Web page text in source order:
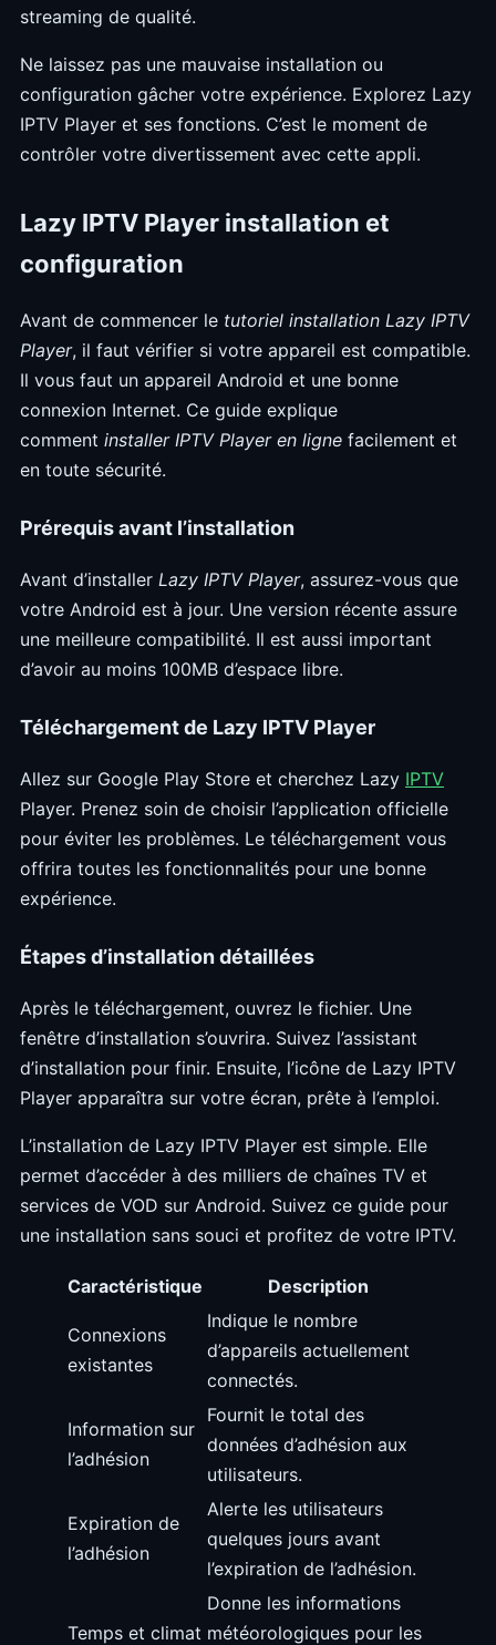
streaming de qualité.
Ne laissez pas une mauvaise installation ou
configuration gâcher votre expérience. Explorez Lazy
IPTV Player et ses fonctions. C’est le moment de
contrôler votre divertissement avec cette appli.
Lazy IPTV Player installation et
configuration
Avant de commencer le tutoriel installation Lazy IPTV
Player, il faut vérifier si votre appareil est compatible.
Il vous faut un appareil Android et une bonne
connexion Internet. Ce guide explique
comment installer IPTV Player en ligne facilement et
en toute sécurité.
Prérequis avant l’installation
Avant d’installer Lazy IPTV Player, assurez-vous que
votre Android est à jour. Une version récente assure
une meilleure compatibilité. Il est aussi important
d’avoir au moins 100MB d’espace libre.
Téléchargement de Lazy IPTV Player
Allez sur Google Play Store et cherchez Lazy IPTV
Player. Prenez soin de choisir l’application officielle
pour éviter les problèmes. Le téléchargement vous
offrira toutes les fonctionnalités pour une bonne
expérience.
Étapes d’installation détaillées
Après le téléchargement, ouvrez le fichier. Une
fenêtre d’installation s’ouvrira. Suivez l’assistant
d’installation pour finir. Ensuite, l’icône de Lazy IPTV
Player apparaîtra sur votre écran, prête à l’emploi.
L’installation de Lazy IPTV Player est simple. Elle
permet d’accéder à des milliers de chaînes TV et
services de VOD sur Android. Suivez ce guide pour
une installation sans souci et profitez de votre IPTV.
Caractéristique Description
Connexions
existantes
Indique le nombre
d’appareils actuellement
connectés.
Information sur
l’adhésion
Fournit le total des
données d’adhésion aux
utilisateurs.
Expiration de
l’adhésion
Alerte les utilisateurs
quelques jours avant
l’expiration de l’adhésion.
Temps et climat
Donne les informations
météorologiques pour les